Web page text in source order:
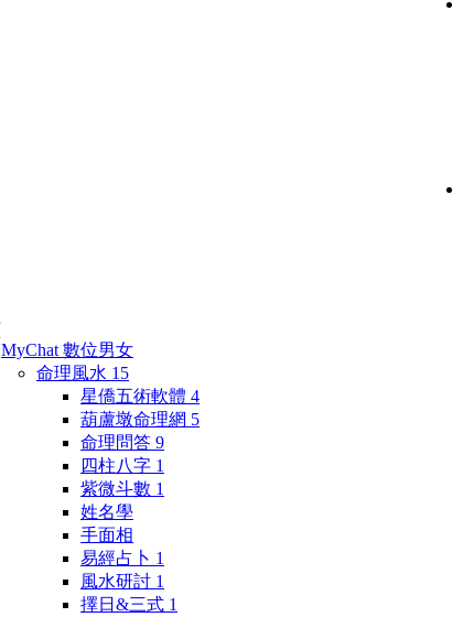
MyChat 數位男女
命理風水 15
星僑五術軟體 4
葫蘆墩命理網 5
命理問答 9
四柱八字 1
紫微斗數 1
姓名學
手面相
易經占卜 1
風水研討 1
擇日&三式 1